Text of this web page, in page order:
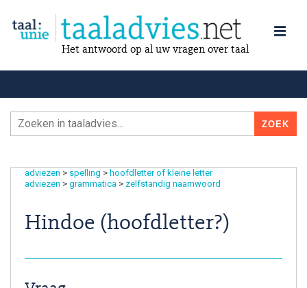
Het antwoord op al uw vragen over taal
adviezen > spelling > hoofdletter of kleine letter
adviezen > grammatica > zelfstandig naamwoord
Hindoe (hoofdletter?)